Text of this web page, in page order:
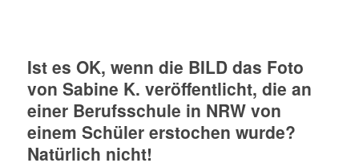
Ist es OK, wenn die BILD das Foto
von Sabine K. veröffentlicht, die an
einer Berufsschule in NRW von
einem Schüler erstochen wurde?
Natürlich nicht!